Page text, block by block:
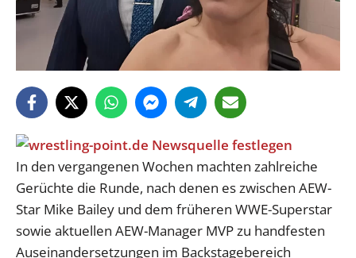
In den vergangenen Wochen machten zahlreiche
Gerüchte die Runde, nach denen es zwischen AEW-
Star Mike Bailey und dem früheren WWE-Superstar
sowie aktuellen AEW-Manager MVP zu handfesten
Auseinandersetzungen im Backstagebereich